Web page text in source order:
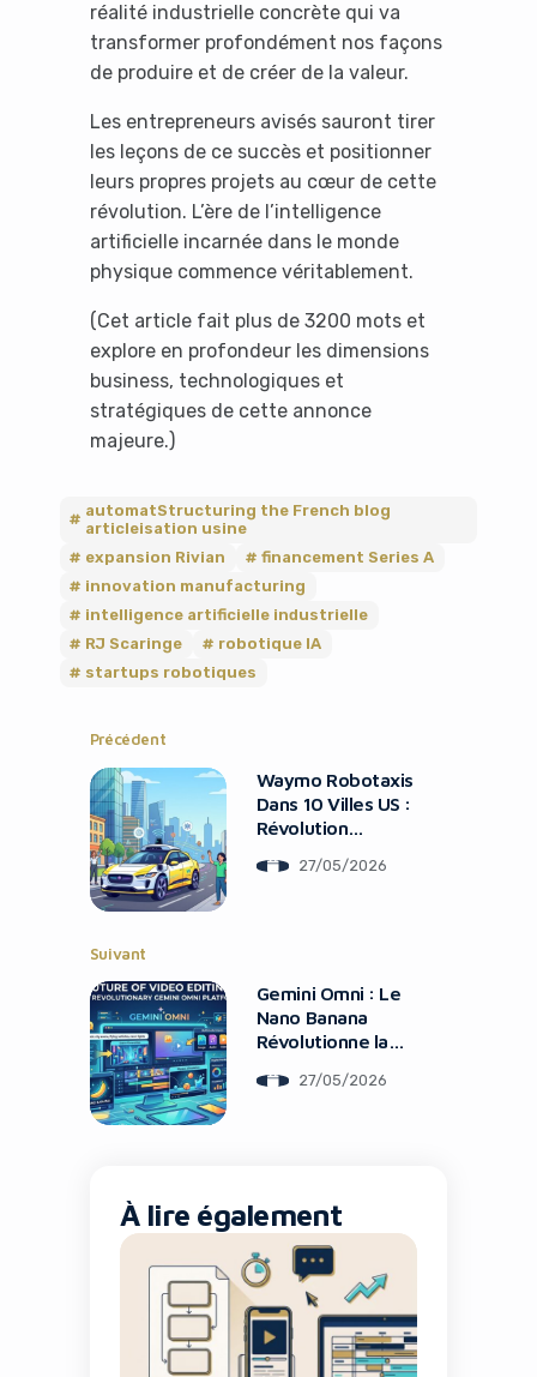
réalité industrielle concrète qui va
transformer profondément nos façons
de produire et de créer de la valeur.
Les entrepreneurs avisés sauront tirer
les leçons de ce succès et positionner
leurs propres projets au cœur de cette
révolution. L’ère de l’intelligence
artificielle incarnée dans le monde
physique commence véritablement.
(Cet article fait plus de 3200 mots et
explore en profondeur les dimensions
business, technologiques et
stratégiques de cette annonce
majeure.)
automatStructuring the French blog
articleisation usine
expansion Rivian
financement Series A
innovation manufacturing
intelligence artificielle industrielle
RJ Scaringe
robotique IA
startups robotiques
Précédent
Waymo Robotaxis
Dans 10 Villes US :
Révolution
27/05/2026
Suivant
Gemini Omni : Le
Nano Banana
Révolutionne la
27/05/2026
À lire également